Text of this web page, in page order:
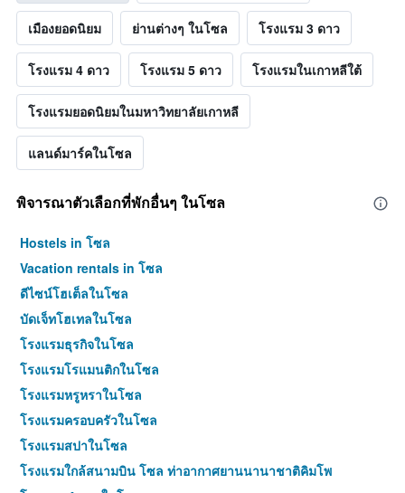
เมืองยอดนิยม ย่านต่างๆ ในโซล โรงแรม 3 ดาว
โรงแรม 4 ดาว โรงแรม 5 ดาว โรงแรมในเกาหลีใต้
โรงแรมยอดนิยมในมหาวิทยาลัยเกาหลี
แลนด์มาร์คในโซล
พิจารณาตัวเลือกที่พักอื่นๆ ในโซล
Hostels in โซล
Vacation rentals in โซล
ดีไซน์โฮเต็ลในโซล
บัดเจ็ทโฮเทลในโซล
โรงแรมธุรกิจในโซล
โรงแรมโรแมนติกในโซล
โรงแรมหรูหราในโซล
โรงแรมครอบครัวในโซล
โรงแรมสปาในโซล
โรงแรมใกล้สนามบิน โซล ท่าอากาศยานนานาชาติคิมโพ